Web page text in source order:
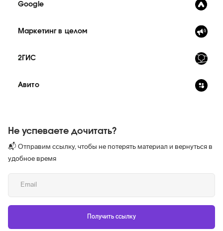
Google
Маркетинг в целом
2ГИС
Авито
Не успеваете дочитать?
📬 Отправим ссылку, чтобы не потерять материал и вернуться в
удобное время